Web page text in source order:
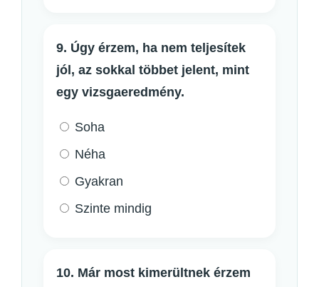
9. Úgy érzem, ha nem teljesítek
jól, az sokkal többet jelent, mint
egy vizsgaeredmény.
Soha
Néha
Gyakran
Szinte mindig
10. Már most kimerültnek érzem